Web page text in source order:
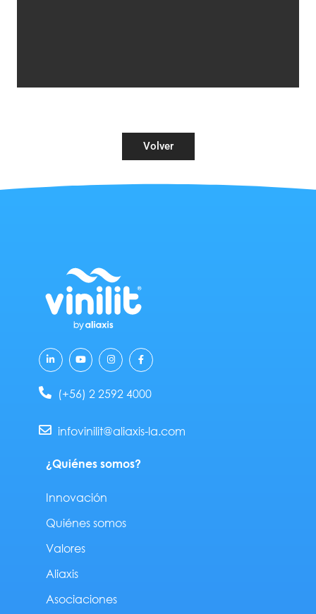
Volver
L
i
n
d
-
i
Y
o
u
u
b
I
n
s
a
g
m
F
a
c
b
o
-
f
(+56) 2 2592 4000
infovinilit@aliaxis-la.com
¿Quiénes somos?
Innovación
Quiénes somos
Valores
Aliaxis
Asociaciones